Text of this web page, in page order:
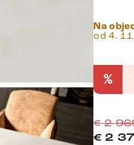
Na
od 4.
%
€2
€ 2